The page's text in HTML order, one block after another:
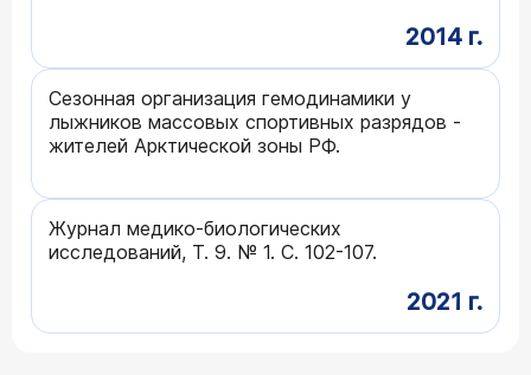
2014 г.
Сезонная организация гемодинамики у
лыжников массовых спортивных разрядов -
жителей Арктической зоны РФ.
Журнал медико-биологических
исследований, Т. 9. № 1. С. 102-107.
2021 г.